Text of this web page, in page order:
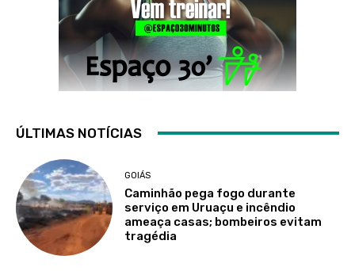
ÚLTIMAS NOTÍCIAS
GOIÁS
Caminhão pega fogo durante
serviço em Uruaçu e incêndio
ameaça casas; bombeiros evitam
tragédia